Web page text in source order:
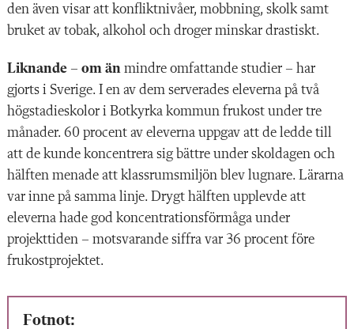
den även visar att konfliktnivåer, mobbning, skolk samt
bruket av tobak, alkohol och droger minskar drastiskt.
Liknande – om än mindre omfattande studier – har
gjorts i Sverige. I en av dem serverades eleverna på två
högstadieskolor i Botkyrka kommun frukost under tre
månader. 60 procent av eleverna uppgav att de ledde till
att de kunde koncentrera sig bättre under skoldagen och
hälften menade att klassrums­miljön blev lugnare. Lärarna
var inne på samma linje. Drygt hälften upplevde att
eleverna hade god koncentrationsförmåga under
projekttiden – motsvarande siffra var 36 procent före
frukostprojektet.
Fotnot: